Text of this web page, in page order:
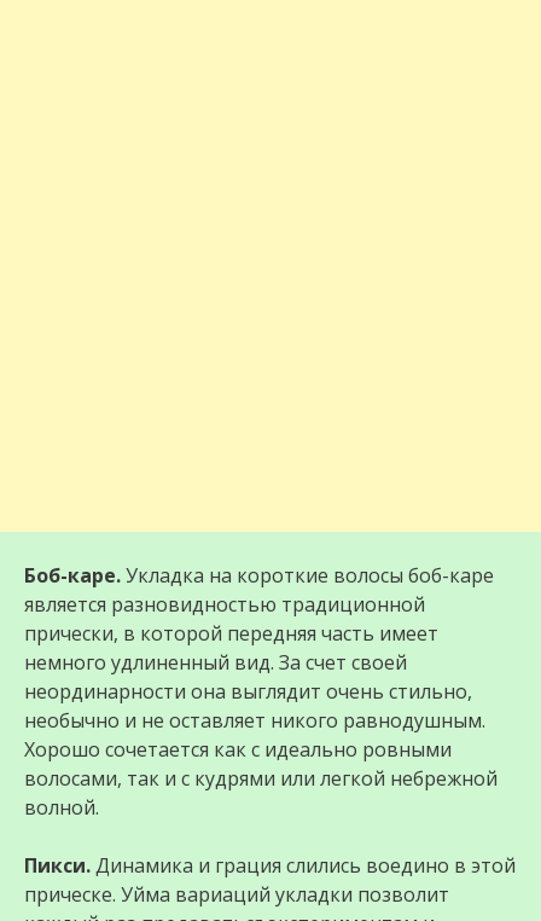
Боб-каре.Укладка на короткие волосы боб-каре
является разновидностью традиционной
прически, в которой передняя часть имеет
немного удлиненный вид. За счет своей
неординарности она выглядит очень стильно,
необычно и не оставляет никого равнодушным.
Хорошо сочетается как с идеально ровными
волосами, так и с кудрями или легкой небрежной
волной.
Пикси.Динамика и грация слились воедино в этой
прическе. Уйма вариаций укладки позволит